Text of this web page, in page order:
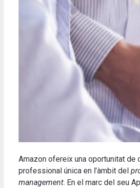
Amazon ofereix una oportunitat de
professional única en l’àmbit del
management. En el marc del seu